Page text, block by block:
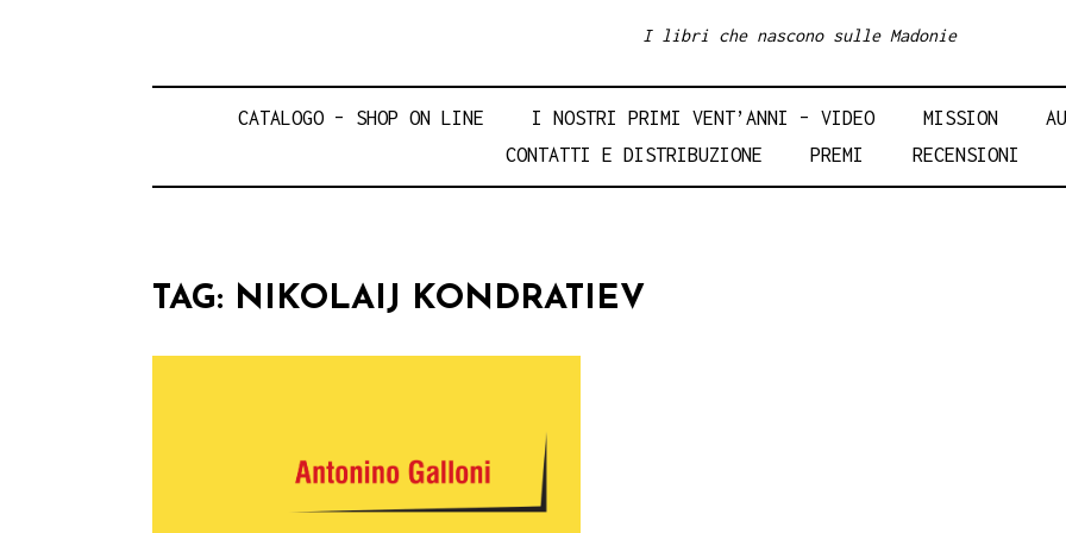
I libri che nascono sulle Madonie
CATALOGO – SHOP ON LINE I NOSTRI PRIMI VENT’ANNI – VIDEO MISSION
CONTATTI E DISTRIBUZIONE
PREMI RECENSIONI
TAG: NIKOLAIJ KONDRATIEV